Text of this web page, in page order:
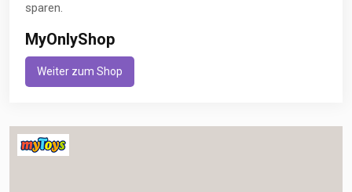
sparen.
MyOnlyShop
Weiter zum Shop